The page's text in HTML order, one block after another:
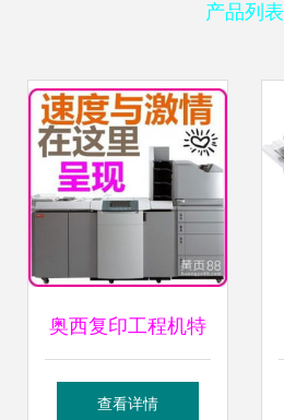
产品列表
奥西复印工程机特
价优惠 宗春办公设
查看详情